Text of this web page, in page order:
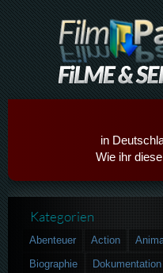
in
Wie ihr
Kategorien
Abenteuer Action
Biographie
Dokumentation